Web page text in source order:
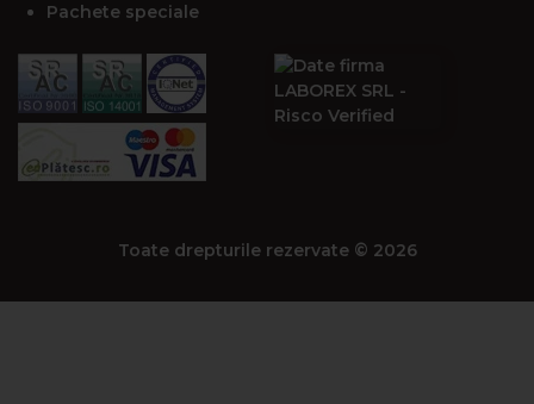
Pachete speciale
Toate drepturile rezervate © 2026